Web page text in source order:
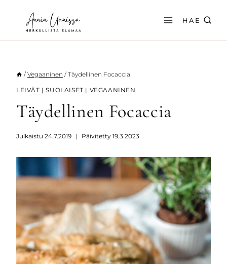
sisältöön
HAE
/ Vegaaninen / Täydellinen Focaccia
LEIVÄT |SUOLAISET | VEGAANINEN
Täydellinen Focaccia
Julkaistu 24.7.2019 Päivitetty 19.3.2023